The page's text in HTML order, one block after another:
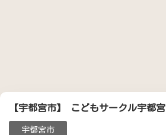
【宇都宮市】 こどもサークル宇都宮
宇都宮市